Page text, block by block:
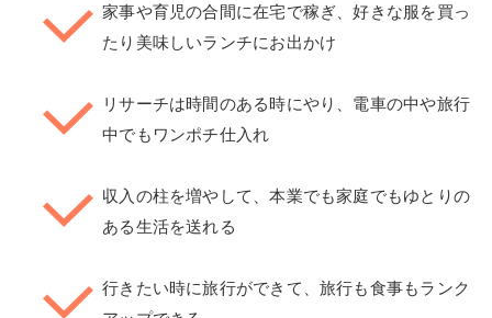
家事や育児の合間に在宅で稼ぎ、好きな服を買っ
たり美味しいランチにお出かけ
リサーチは時間のある時にやり、電車の中や旅行
中でもワンポチ仕入れ
収入の柱を増やして、本業でも家庭でもゆとりの
ある生活を送れる
行きたい時に旅行ができて、旅行も食事もランク